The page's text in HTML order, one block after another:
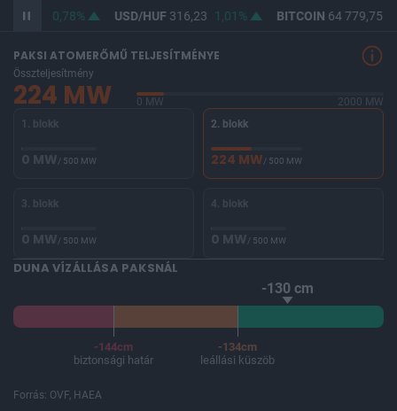
364,56 0,78% USD/HUF316,23 1,01% BITCOIN64 779,75
PAKSI ATOMERŐMŰ TELJESÍTMÉNYE
Összteljesítmény
224 MW 0 MW
2000 MW
1. blokk
0 MW/ 500 MW
2. blokk
224 MW/ 500 MW
3. blokk
0 MW/ 500 MW
4. blokk
0 MW/ 500 MW
DUNA VÍZÁLLÁSA PAKSNÁL
-130 cm
-144cm
biztonsági határ
-134cm
leállási küszöb
Forrás: OVF, HAEA